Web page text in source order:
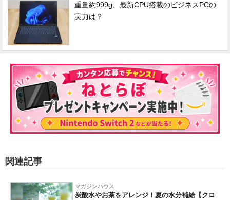
重量約999g、最新CPU搭載のビジネスPCの
実力は？
関連記事
マガジンハウス
炭酸水やお茶をアレンジ！夏の水分補給【クロ